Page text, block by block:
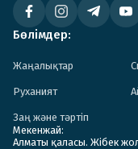
Бөлімдер:
Жаңалықтар
Руханият
Заң және тәртіп
Мекенжай:
Алматы қаласы. Жібек